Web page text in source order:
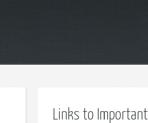
Links to Important